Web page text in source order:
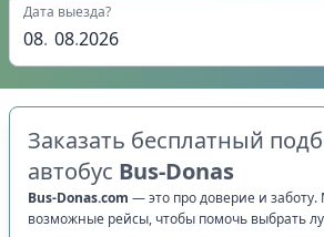
Дата выезда?
08. 08.2026
Заказать бесплатный
автобус Bus-Donas
Bus-Donas.com —это про доверие и
возможные рейсы, чтобы помочь выбрать